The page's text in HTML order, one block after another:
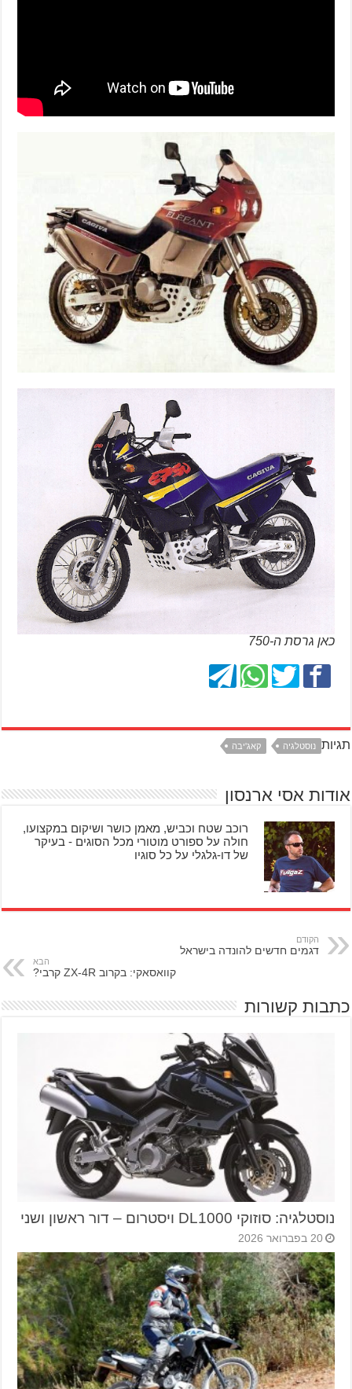
כאן גרסת ה-750
תגיות נוסטלגיה קאג'יבה
אודות אסי ארנסון
רוכב שטח וכביש, מאמן כושר ושיקום במקצועו,
חולה על ספורט מוטורי מכל הסוגים - בעיקר
של דו-גלגלי על כל סוגיו
הקודם
דגמים חדשים להונדה בישראל
הבא
קוואסאקי: בקרוב ZX-4R קרבי?
כתבות קשורות
נוסטלגיה: סוזוקי DL1000 ויסטרום – דור ראשון ושני
20 בפברואר 2026